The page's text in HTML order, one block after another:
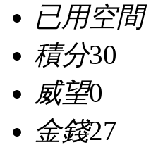
已用空間
積分30
威望0
金錢27